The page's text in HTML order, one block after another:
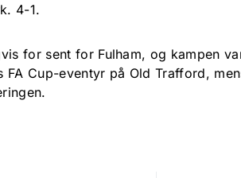
4-1.
for sent for Fulham, og kampen
FA Cup-eventyr på Old Trafford,